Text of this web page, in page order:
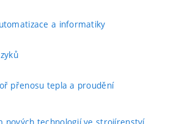
a informatiky
přenosu tepla a proudění
nových technologií ve strojírenství